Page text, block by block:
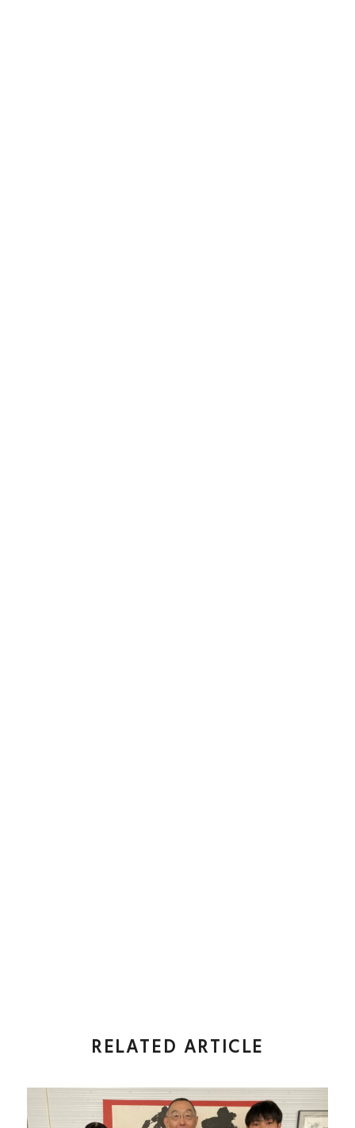
RELATED ARTICLE